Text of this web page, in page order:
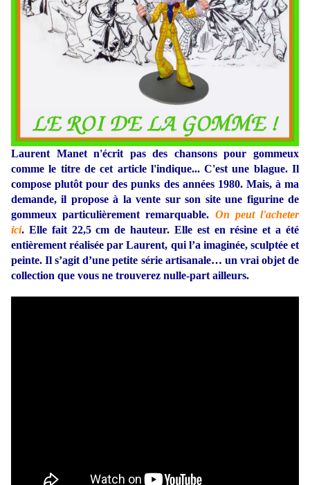
Laurent Manet n'écrit pas des chansons pour gommeux
comme le titre de cet article l'indique... C'est une blague. Il
compose plutôt pour des punks des années 1980. Mais, à ma
demande, il propose à la vente sur son site une figurine de
gommeux particulièrement remarquable. On peut l'acheter
ici. Elle fait 22,5 cm de hauteur. Elle est en résine et a été
entièrement réalisée par Laurent, qui l’a imaginée, sculptée et
peinte. Il s’agit d’une petite série artisanale… un vrai objet de
collection que vous ne trouverez nulle-part ailleurs.